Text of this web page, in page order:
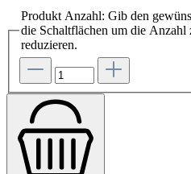
Produkt Anzahl: Gib den
die Schaltflächen um die Anzahl
reduzieren.